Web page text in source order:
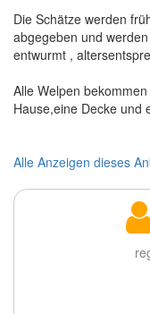
Die Schätze werden
abgegeben und
entwurmt ,
Alle Welpen
Hause,eine Decke und
Alle Anzeigen dieses